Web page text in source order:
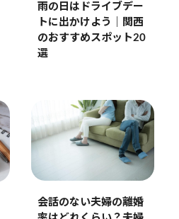
雨の日はドライブデー
トに出かけよう｜関西
のおすすめスポット20
選
会話のない夫婦の離婚